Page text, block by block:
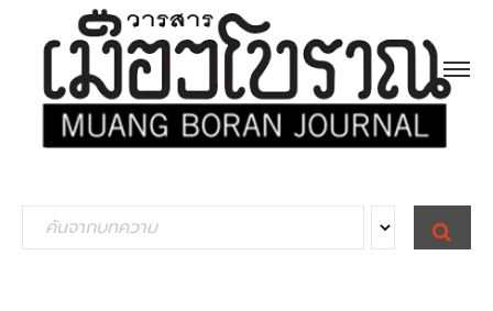
e
S
E
A